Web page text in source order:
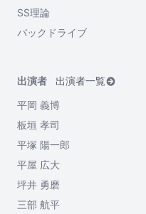
SS理論
バックドライブ
出演者
出演者一覧
平岡 義博
板垣 孝司
平塚 陽一郎
平屋 広大
坪井 勇磨
三部 航平